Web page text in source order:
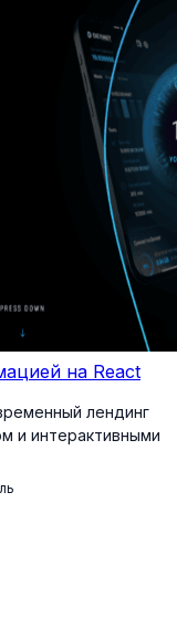
на React
лендинг
и интерактивными